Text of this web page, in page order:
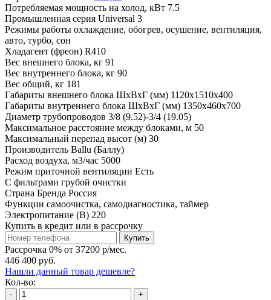
Потребляемая мощность на холод, кВт 7.5
Промышленная серия Universal 3
Режимы работы охлаждение, обогрев, осушение, вентиляция,
авто, турбо, сон
Хладагент (фреон) R410
Вес внешнего блока, кг 91
Вес внутреннего блока, кг 90
Вес общий, кг 181
Габариты внешнего блока ШхВхГ (мм) 1120x1510x400
Габариты внутреннего блока ШхВхГ (мм) 1350x460х700
Диаметр трубопроводов 3/8 (9.52)-3/4 (19.05)
Максимальное расстояние между блоками, м 50
Максимальный перепад высот (м) 30
Производитель Ballu (Баллу)
Расход воздуха, м3/час 5000
Режим приточной вентиляции Есть
С фильтрами грубой очистки
Страна Бренда Россия
Функции самоочистка, самодиагностика, таймер
Электропитание (В) 220
Купить в кредит или в рассрочку
Купить
Рассрочка 0% от 37200 р/мес.
446 400 руб.
Нашли данный товар дешевле?
Кол-во:
- +